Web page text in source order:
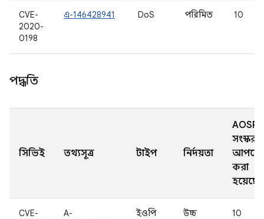
CVE-
2020-
0198
এ-146428941 DoS পরিমিত 10
পদ্ধতি
সিভিই তথ্যসূত্র টাইপ নির্দয়তা
AOSP
সংস্করণ
করা
হয়েছে
CVE-
A-
ইওপি উচ্চ 10